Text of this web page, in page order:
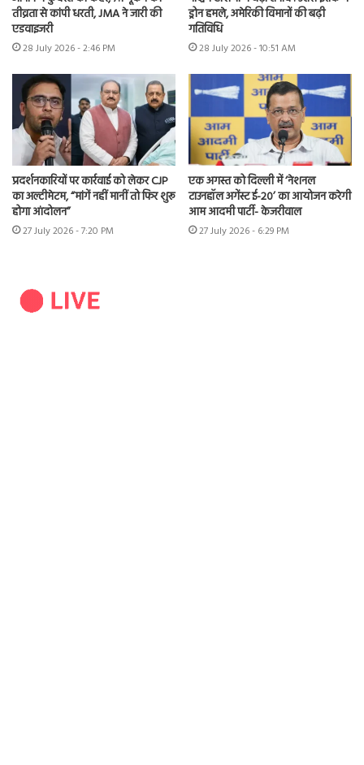
तीव्रता से कांपी धरती, JMA ने जारी की
एडवाइजरी
28 July 2026 - 2:46 PM
ड्रोन हमले, अमेरिकी विमानों की बढ़ी
गतिविधि
28 July 2026 - 10:51 AM
प्रदर्शनकारियों पर कार्रवाई को लेकर CJP
का अल्टीमेटम, “मांगें नहीं मानीं तो फिर शुरू
होगा आंदोलन”
27 July 2026 - 7:20 PM
एक अगस्त को दिल्ली में ‘नेशनल
टाउनहॉल अगेंस्ट ई-20’ का आयोजन करेगी
आम आदमी पार्टी- केजरीवाल
27 July 2026 - 6:29 PM